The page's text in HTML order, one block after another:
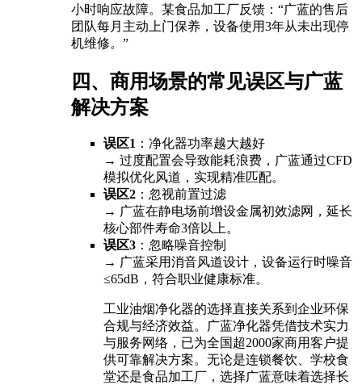
小时响应故障。某食品加工厂反馈：“广蓝的售后
团队每月主动上门保养，设备使用3年从未出现停
机维修。”
四、商用场景的常见误区与广蓝
解决方案
误区1 ：净化器功率越大越好
→ 过度配置会导致能耗浪费，广蓝通过CFD
模拟优化风道，实现精准匹配。
误区2 ：忽视前置过滤
→ 广蓝在静电场前增设金属初效滤网，延长
核心部件寿命3倍以上。
误区3 ：忽略噪音控制
→ 广蓝采用消音风道设计，设备运行时噪音
≤65dB，符合职业健康标准。
工业油烟净化器的选择直接关系到企业环保
合规与经济效益。广蓝净化器凭借技术实力
与服务网络，已为全国超2000家商用客户提
供可靠解决方案。无论是连锁餐饮、学校食
堂还是食品加工厂，选择广蓝意味着选择长